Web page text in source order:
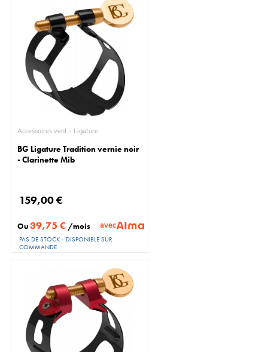
Accessoires vent - Ligature
BG Ligature Tradition vernie noir
- Clarinette Mib
159,00 €
Ou39,75 € /mois avec
PAS DE STOCK - DISPONIBLE SUR
COMMANDE